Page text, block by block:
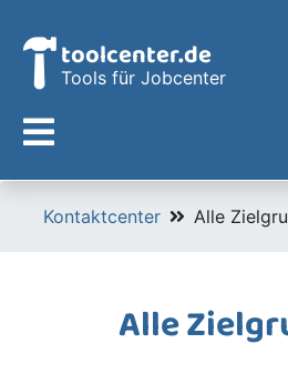
toolcenter.de
Tools für Jobcenter
Kontaktcenter Alle
Alle